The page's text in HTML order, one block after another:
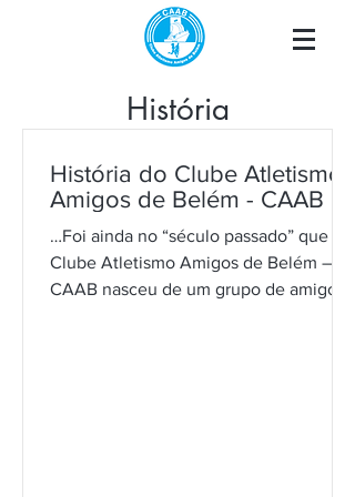
História
História do Clube Atletismo
Amigos de Belém - CAAB
…Foi ainda no “século passado” que o
Clube Atletismo Amigos de Belém –
CAAB nasceu de um grupo de amigos